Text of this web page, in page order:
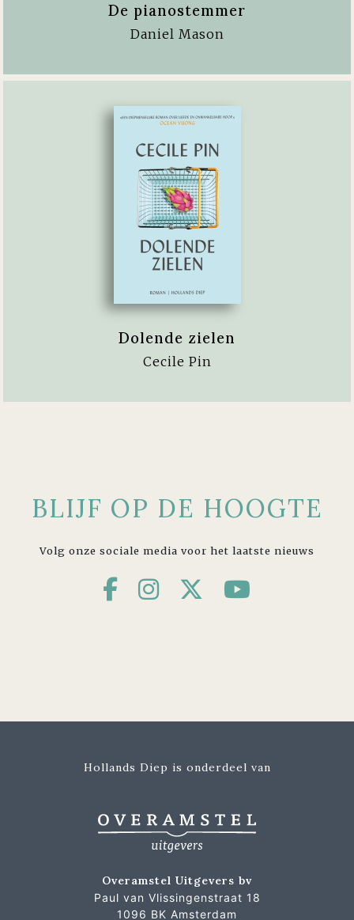
De pianostemmer
Daniel Mason
Dolende zielen
Cecile Pin
BLIJF OP DE HOOGTE
Volg onze sociale media voor het laatste nieuws
Hollands Diep is onderdeel van
Overamstel Uitgevers bv
Paul van Vlissingenstraat 18
1096 BK Amsterdam